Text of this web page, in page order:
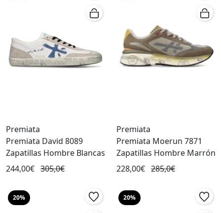
Premiata
Premiata David 8089
Zapatillas Hombre Blancas
244,00€ 305,0€
Premiata
Premiata Moerun 7871
Zapatillas Hombre Marrón
228,00€ 285,0€
20% 20%